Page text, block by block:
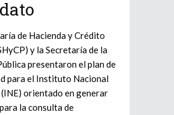
de Hacienda y Crédito
y la Secretaría de la
presentaron el plan de
para el Instituto Nacional
orientado en generar
la consulta de